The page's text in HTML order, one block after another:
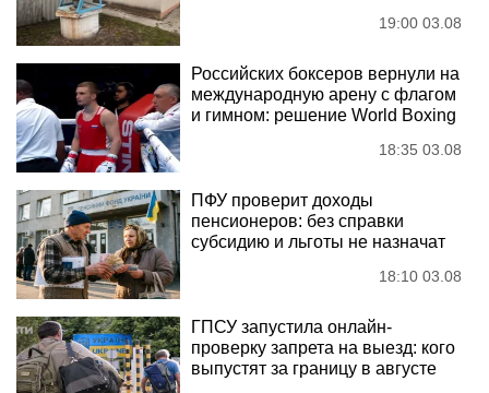
19:00 03.08
Российских боксеров вернули на
международную арену с флагом
и гимном: решение World Boxing
18:35 03.08
ПФУ проверит доходы
пенсионеров: без справки
субсидию и льготы не назначат
18:10 03.08
ГПСУ запустила онлайн-
проверку запрета на выезд: кого
выпустят за границу в августе